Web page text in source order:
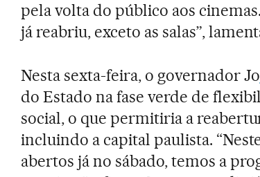
pela volta do público aos
já reabriu, exceto as salas”,
Nesta sexta-feira, o governador Jo
do Estado na fase verde de
social, o que permitiria a
incluindo a capital paulista.
abertos já no sábado, temos a